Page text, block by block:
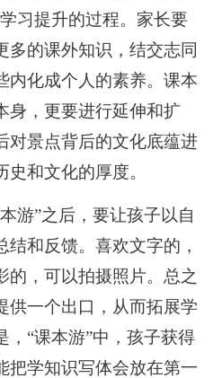
习提升的过程。家长要
多的课外知识，结交志同
内化成个人的素养。课本
身，更要进行延伸和扩
对景点背后的文化底蕴进
和文化的厚度。
”之后，要让孩子以自
和反馈。喜欢文字的，
的，可以拍摄照片。总之
供一个出口，从而拓展学
，“课本游”中，孩子获得
把学知识写体会放在第一